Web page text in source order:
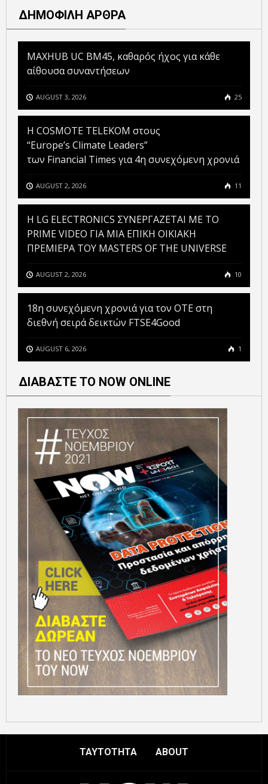
ΔΗΜΟΦΙΛΗ ΑΡΘΡΑ
MAXHUB UC BM45, καθαρός ήχος για κάθε
αίθουσα συναντήσεων
AUGUST 3, 2026 25
Η COSMOTE TELEKOM στους
“Europe’s Climate Leaders”
των Financial Times για 4η συνεχόμενη χρονιά
AUGUST 2, 2026 11
H LG ELECTRONICS ΣΥΝΕΡΓΑΖΕΤΑΙ ΜΕ ΤΟ
PRIME VIDEO ΓΙΑ ΜΙΑ ΕΠΙΚΗ ΟΙΚΙΑΚΗ
ΠΡΕΜΙΕΡΑ ΤΟΥ MASTERS OF THE UNIVERSE
AUGUST 2, 2026 10
18η συνεχόμενη χρονιά για τον ΟΤΕ στη
διεθνή σειρά δεικτών FTSE4Good
AUGUST 6, 2026 1
ΔΙΑΒΑΣΤΕ ΤΟ NOW ONLINE
ΤΑΥΤΟΤΗΤΑ ABOUT